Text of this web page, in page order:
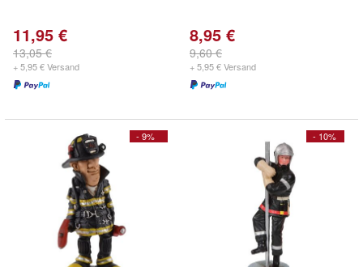
11,95 €
13,05 €
+ 5,95 € Versand
8,95 €
9,60 €
+ 5,95 € Versand
- 9% - 10%